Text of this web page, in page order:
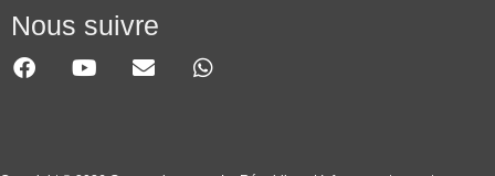
Nous suivre